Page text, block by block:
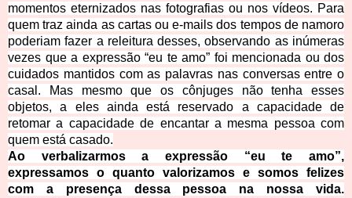
momentos eternizados nas fotografias ou nos vídeos. Para
quem traz ainda as cartas ou e-mails dos tempos de namoro
poderiam fazer a releitura desses, observando as inúmeras
vezes que a expressão “eu te amo” foi mencionada ou dos
cuidados mantidos com as palavras nas conversas entre o
casal. Mas mesmo que os cônjuges não tenha esses
objetos, a eles ainda está reservado a capacidade de
retomar a capacidade de encantar a mesma pessoa com
quem está casado.
Ao verbalizarmos a expressão “eu te amo”,
expressamos o quanto valorizamos e somos felizes
com a presença dessa pessoa na nossa vida.